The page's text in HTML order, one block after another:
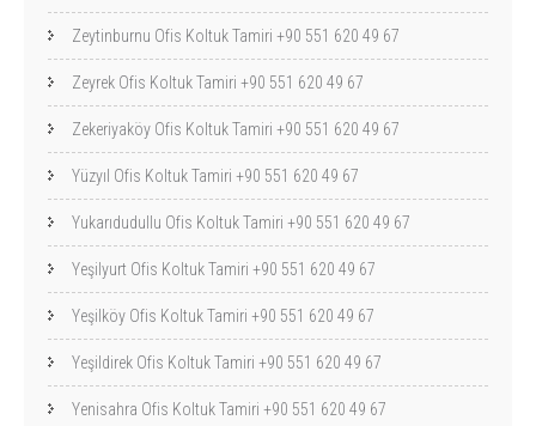
Zeytinburnu Ofis Koltuk Tamiri +90 551 620 49 67
Zeyrek Ofis Koltuk Tamiri +90 551 620 49 67
Zekeriyaköy Ofis Koltuk Tamiri +90 551 620 49 67
Yüzyıl Ofis Koltuk Tamiri +90 551 620 49 67
Yukarıdudullu Ofis Koltuk Tamiri +90 551 620 49 67
Yeşilyurt Ofis Koltuk Tamiri +90 551 620 49 67
Yeşilköy Ofis Koltuk Tamiri +90 551 620 49 67
Yeşildirek Ofis Koltuk Tamiri +90 551 620 49 67
Yenisahra Ofis Koltuk Tamiri +90 551 620 49 67